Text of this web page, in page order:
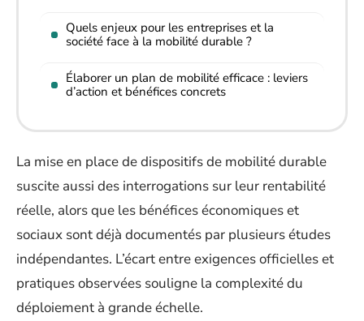
Quels enjeux pour les entreprises et la
société face à la mobilité durable ?
Élaborer un plan de mobilité efficace : leviers
d’action et bénéfices concrets
La mise en place de dispositifs de mobilité durable
suscite aussi des interrogations sur leur rentabilité
réelle, alors que les bénéfices économiques et
sociaux sont déjà documentés par plusieurs études
indépendantes. L’écart entre exigences officielles et
pratiques observées souligne la complexité du
déploiement à grande échelle.